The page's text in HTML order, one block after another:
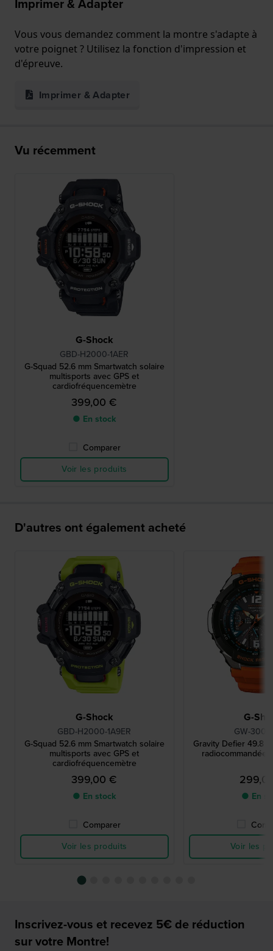
Imprimer & Adapter
Vous vous demandez comment la montre s'adapte à
votre poignet ? Utilisez la fonction d'impression et
d'épreuve.
Imprimer & Adapter
Vu récemment
G-Shock
GBD-H2000-1AER
G-Squad 52.6 mm Smartwatch solaire
multisports avec GPS et
cardiofréquencemètre
399,00 €
● En stock
Comparer
Voir les produits
D'autres ont également acheté
G-Shock
GBD-H2000-1A9ER
G-Squad 52.6 mm Smartwatch solaire
multisports avec GPS et
cardiofréquencemètre
399,00 €
● En stock
Comparer
Voir les produits
G-
GW-
Gravity Defier 49.8
radiocommandée
● En
Voir les
Inscrivez-vous et recevez 5€ de réduction
sur votre Montre!